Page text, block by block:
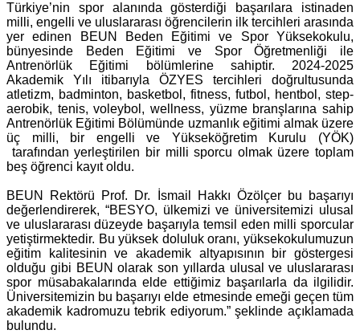
Türkiye’nin spor alanında gösterdiği başarılara istinaden
milli, engelli ve uluslararası öğrencilerin ilk tercihleri arasında
yer edinen BEUN Beden Eğitimi ve Spor Yüksekokulu,
bünyesinde Beden Eğitimi ve Spor Öğretmenliği ile
Antrenörlük Eğitimi bölümlerine sahiptir. 2024-2025
Akademik Yılı itibarıyla ÖZYES tercihleri doğrultusunda
atletizm, badminton, basketbol, fitness, futbol, hentbol, step-
aerobik, tenis, voleybol, wellness, yüzme branşlarına sahip
Antrenörlük Eğitimi Bölümünde uzmanlık eğitimi almak üzere
üç milli, bir engelli ve Yükseköğretim Kurulu (YÖK)
tarafından yerleştirilen bir milli sporcu olmak üzere toplam
beş öğrenci kayıt oldu.
BEUN Rektörü Prof. Dr. İsmail Hakkı Özölçer bu başarıyı
değerlendirerek, “BESYO, ülkemizi ve üniversitemizi ulusal
ve uluslararası düzeyde başarıyla temsil eden milli sporcular
yetiştirmektedir. Bu yüksek doluluk oranı, yüksekokulumuzun
eğitim kalitesinin ve akademik altyapısının bir göstergesi
olduğu gibi BEUN olarak son yıllarda ulusal ve uluslararası
spor müsabakalarında elde ettiğimiz başarılarla da ilgilidir.
Üniversitemizin bu başarıyı elde etmesinde emeği geçen tüm
akademik kadromuzu tebrik ediyorum.” şeklinde açıklamada
bulundu.